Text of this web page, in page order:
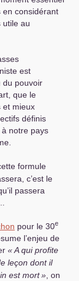
en considérant
utile au
est
du pouvoir
que le
et mieux
définis
notre pays
formule
c’est le
passera
pour le 30e
l’enjeu de
«A qui profite
leçon dont il
est mort» , on